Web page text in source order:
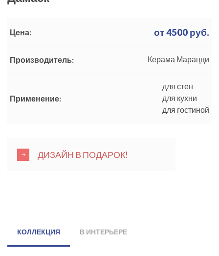
Цена: от4500 руб.
Производитель: Керама Марацци
Применение:
для стен
для кухни
для гостиной
ДИЗАЙН В ПОДАРОК!
КОЛЛЕКЦИЯ В ИНТЕРЬЕРЕ